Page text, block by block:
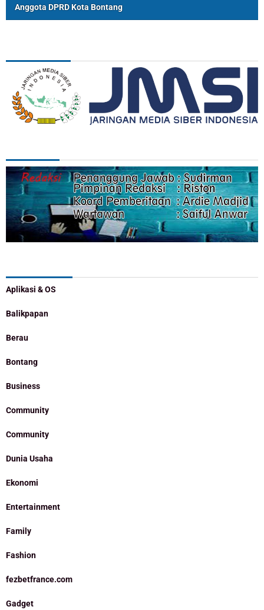
Anggota DPRD Kota Bontang
Aplikasi & OS
Balikpapan
Berau
Bontang
Business
Community
Community
Dunia Usaha
Ekonomi
Entertainment
Family
Fashion
fezbetfrance.com
Gadget